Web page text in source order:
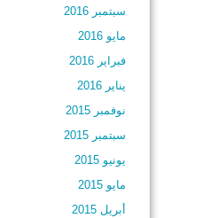
سبتمبر 2016
مايو 2016
فبراير 2016
يناير 2016
نوفمبر 2015
سبتمبر 2015
يونيو 2015
مايو 2015
أبريل 2015